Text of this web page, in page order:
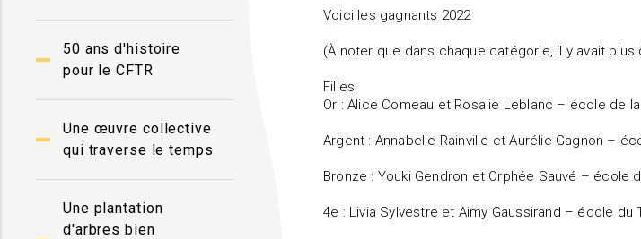
50 ans d'histoire
pour le CFTR
Une œuvre collective
qui traverse le temps
Une plantation
d'arbres bien
Voici les gagnants 2022
(À noter que dans chaque catégorie, il y avait plus
Filles
Or : Alice Comeau et Rosalie Leblanc – école de
Argent : Annabelle Rainville et Aurélie Gagnon –
Bronze : Youki Gendron et Orphée Sauvé – école
4e : Livia Sylvestre et Aimy Gaussirand – école du